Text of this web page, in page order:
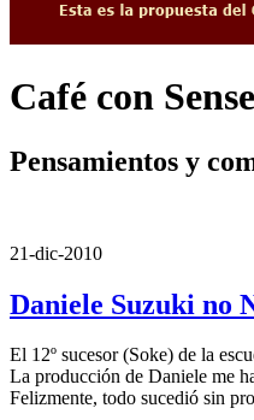
Café con
Pensamientos y
21-dic-2010
Daniele Suzuki no
El 12º sucesor (Soke) de la
La producción de Daniele me
Felizmente, todo sucedió sin